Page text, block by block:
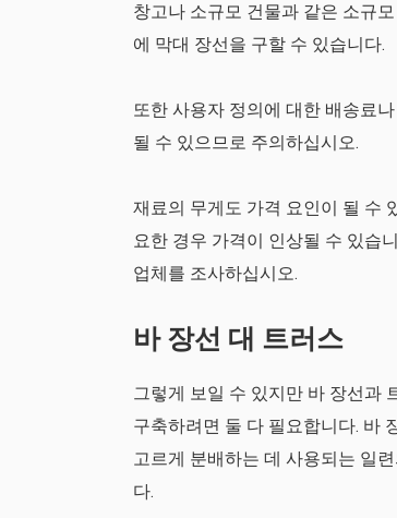
창고나 소규모 건물과 같은 소규
에 막대 장선을 구할 수 있습니다.
또한 사용자 정의에 대한 배송료
될 수 있으므로 주의하십시오.
재료의 무게도 가격 요인이 될 수
요한 경우 가격이 인상될 수 있습
업체를 조사하십시오.
바 장선 대 트러스
그렇게 보일 수 있지만 바 장선과
구축하려면 둘 다 필요합니다. 바
고르게 분배하는 데 사용되는 일
다.